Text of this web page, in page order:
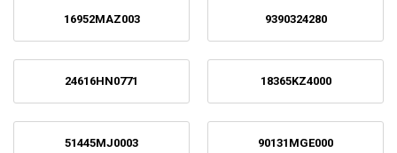
16952MAZ003 9390324280
24616HN0771 18365KZ4000
51445MJ0003 90131MGE000